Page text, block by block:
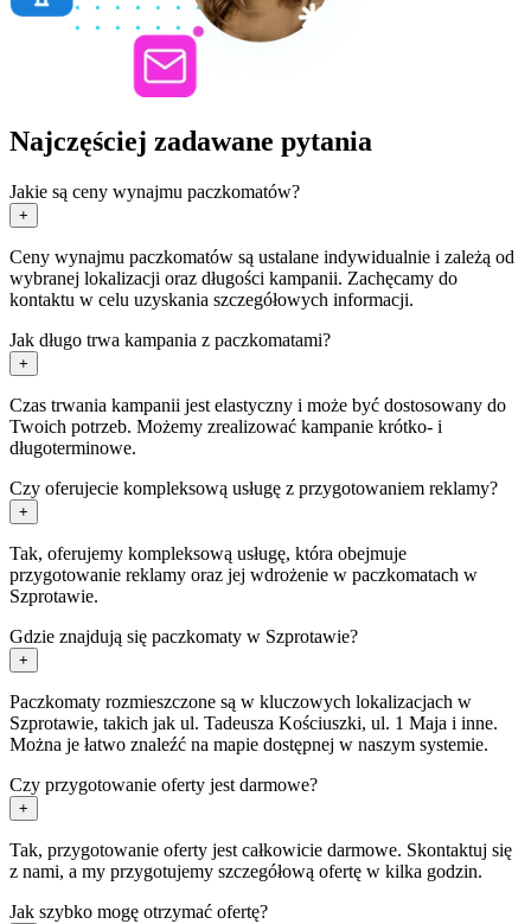
Najczęściej zadawane pytania
Jakie są ceny wynajmu paczkomatów?
+
Ceny wynajmu paczkomatów są ustalane indywidualnie i zależą od
wybranej lokalizacji oraz długości kampanii. Zachęcamy do
kontaktu w celu uzyskania szczegółowych informacji.
Jak długo trwa kampania z paczkomatami?
+
Czas trwania kampanii jest elastyczny i może być dostosowany do
Twoich potrzeb. Możemy zrealizować kampanie krótko- i
długoterminowe.
Czy oferujecie kompleksową usługę z przygotowaniem reklamy?
+
Tak, oferujemy kompleksową usługę, która obejmuje
przygotowanie reklamy oraz jej wdrożenie w paczkomatach w
Szprotawie.
Gdzie znajdują się paczkomaty w Szprotawie?
+
Paczkomaty rozmieszczone są w kluczowych lokalizacjach w
Szprotawie, takich jak ul. Tadeusza Kościuszki, ul. 1 Maja i inne.
Można je łatwo znaleźć na mapie dostępnej w naszym systemie.
Czy przygotowanie oferty jest darmowe?
+
Tak, przygotowanie oferty jest całkowicie darmowe. Skontaktuj się
z nami, a my przygotujemy szczegółową ofertę w kilka godzin.
Jak szybko mogę otrzymać ofertę?